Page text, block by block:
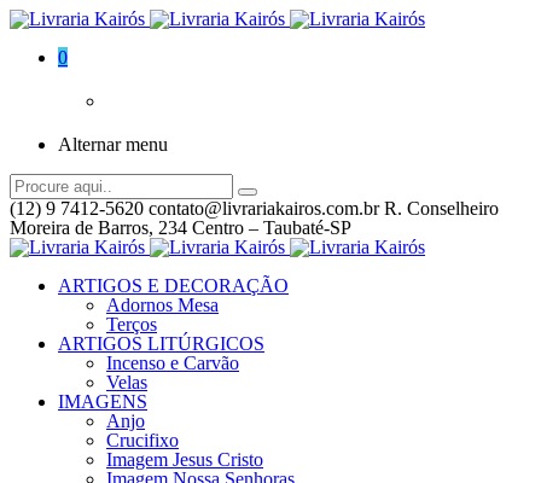
0
Alternar menu
(12) 9 7412-5620 contato@livrariakairos.com.brR. Conselheiro
Moreira de Barros, 234 Centro – Taubaté-SP
ARTIGOS E DECORAÇÃO
Adornos Mesa
Terços
ARTIGOS LITÚRGICOS
Incenso e Carvão
Velas
IMAGENS
Anjo
Crucifixo
Imagem Jesus Cristo
Imagem Nossa Senhoras